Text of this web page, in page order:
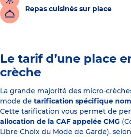
Repas cuisinés sur place
Le tarif d’une place
crèche
La grande majorité des micro-
mode de tarification spécifique
Cette tarification vous permet de
allocation de la CAF appelée CMG
Libre Choix du Mode de Garde),